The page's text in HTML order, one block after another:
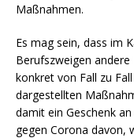
Maßnahmen.
Es mag sein, dass im
Berufszweigen
konkret von Fall zu
dargestellten
damit ein Geschenk
gegen Corona davon,